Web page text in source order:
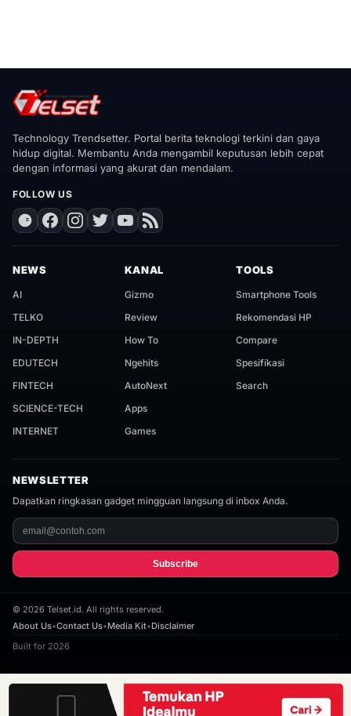
Technology Trendsetter. Portal berita teknologi terkini dan gaya
hidup digital. Membantu Anda mengambil keputusan lebih cepat
dengan informasi yang akurat dan mendalam.
FOLLOW US
NEWS
AI
TELKO
IN-DEPTH
EDUTECH
FINTECH
SCIENCE-TECH
INTERNET
KANAL
Gizmo
Review
How To
Ngehits
AutoNext
Apps
Games
TOOLS
Smartphone Tools
Rekomendasi HP
Compare
Spesifikasi
Search
NEWSLETTER
Dapatkan ringkasan gadget mingguan langsung di inbox Anda.
Subscribe
© 2026 Telset.id. All rights reserved.
About Us•Contact Us•Media Kit•Disclaimer
Built for 2026